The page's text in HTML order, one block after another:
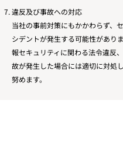
違反及び事故への対応
当社の事前対策にもかかわらず、
シデントが発生する可能性があり
報セキュリティに関わる法令違反
故が発生した場合には適切に対処
努めます。